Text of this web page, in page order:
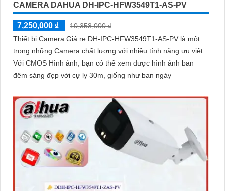
CAMERA DAHUA DH-IPC-HFW3549T1-AS-PV
7,250,000 ₫
10,358,000 ₫
Thiết bị Camera Giá re DH-IPC-HFW3549T1-AS-PV là một
trong những Camera chất lượng với nhiều tính năng ưu việt.
Với CMOS Hình ảnh, bạn có thể xem được hình ảnh ban
đêm sáng đẹp với cự ly 30m, giống như ban ngày